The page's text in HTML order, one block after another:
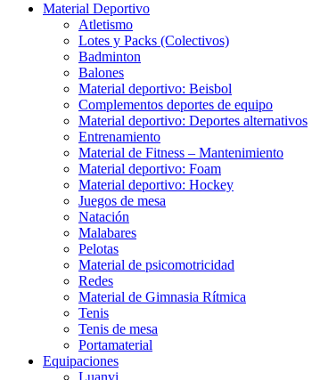
Material Deportivo
Atletismo
Lotes y Packs (Colectivos)
Badminton
Balones
Material deportivo: Beisbol
Complementos deportes de equipo
Material deportivo: Deportes alternativos
Entrenamiento
Material de Fitness – Mantenimiento
Material deportivo: Foam
Material deportivo: Hockey
Juegos de mesa
Natación
Malabares
Pelotas
Material de psicomotricidad
Redes
Material de Gimnasia Rítmica
Tenis
Tenis de mesa
Portamaterial
Equipaciones
Luanvi